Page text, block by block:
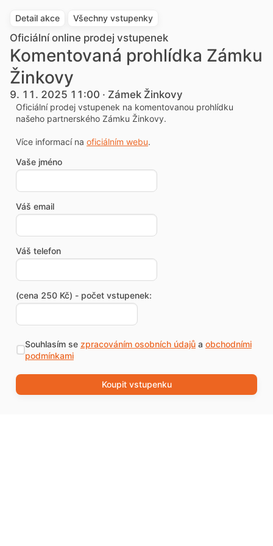
Detail akce Všechny vstupenky
Oficiální online prodej vstupenek
Komentovaná prohlídka Zámku
Žinkovy
9. 11. 2025 11:00 · Zámek Žinkovy
Oficiální prodej vstupenek na komentovanou prohlídku
našeho partnerského Zámku Žinkovy.
Více informací na oficiálním webu.
Vaše jméno
Váš email
Váš telefon
(cena 250 Kč) - počet vstupenek:
Souhlasím se zpracováním osobních údajůa obchodními
podmínkami
Koupit vstupenku